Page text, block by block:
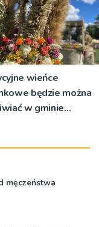
wieńce
będzie można
w gminie
męczeństwa